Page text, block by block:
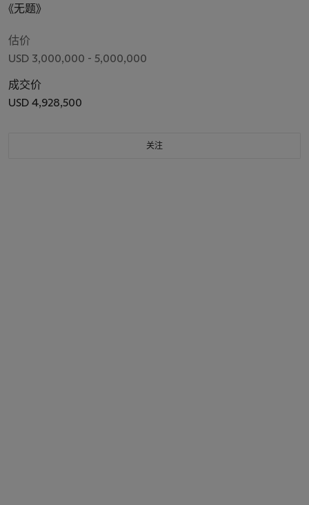
《无题》
估价
USD 3,000,000 - 5,000,000
成交价
USD 4,928,500
关注